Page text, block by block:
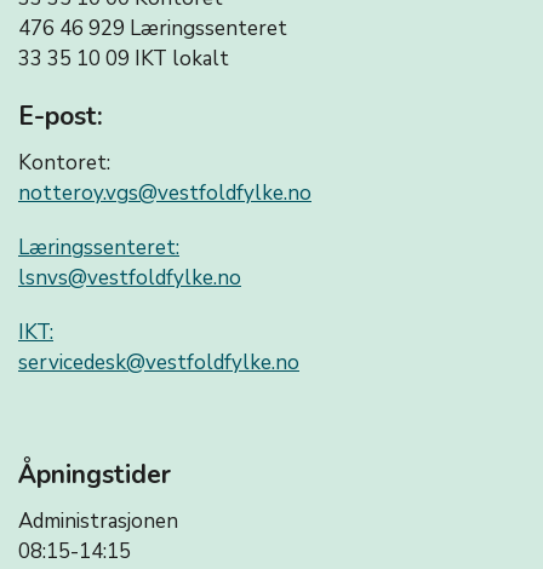
476 46 929 Læringssenteret
33 35 10 09 IKT lokalt
E-post:
Kontoret:
notteroy.vgs@vestfoldfylke.no
Læringssenteret:
lsnvs@vestfoldfylke.no
IKT:
servicedesk@vestfoldfylke.no
Åpningstider
Administrasjonen
08:15-14:15